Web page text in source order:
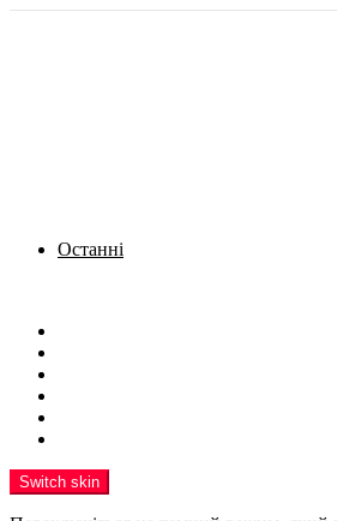
Останні
Switch skin